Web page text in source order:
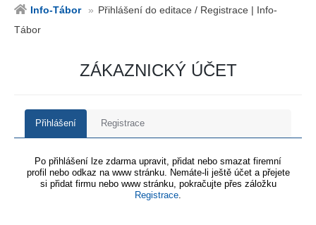
Info-Tábor
Přihlášení do editace / Registrace | Info-
Tábor
ZÁKAZNICKÝ ÚČET
Přihlášení Registrace
Po přihlášení lze zdarma upravit, přidat nebo smazat firemní
profil nebo odkaz na www stránku. Nemáte-li ještě účet a přejete
si přidat firmu nebo www stránku, pokračujte přes záložku
Registrace.